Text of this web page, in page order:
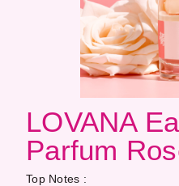
LOVANA
Parfum
Top Notes :